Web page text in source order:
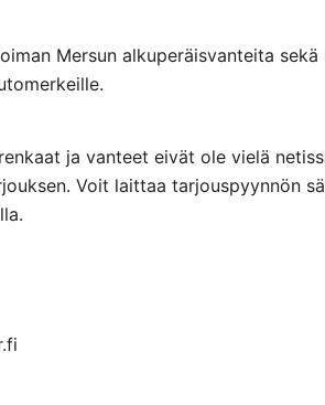
Mersun alkuperäisvanteita
ja vanteet eivät ole vielä
Voit laittaa tarjouspyynnön